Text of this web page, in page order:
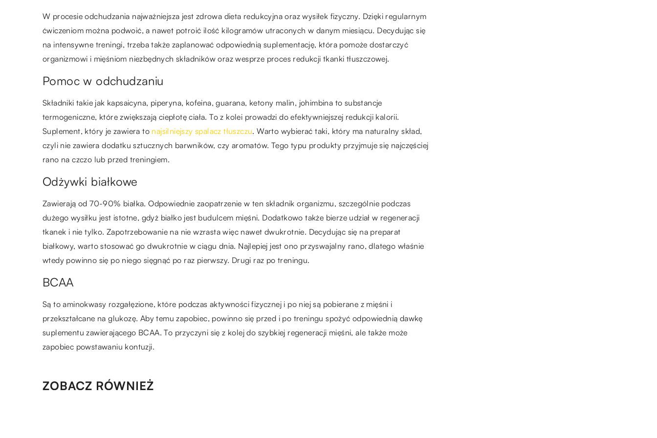
W procesie odchudzania najważniejsza jest zdrowa dieta redukcyjna oraz wysiłek fizyczny. Dzięki regularnym
ćwiczeniom można podwoić, a nawet potroić ilość kilogramów utraconych w danym miesiącu. Decydując się
na intensywne treningi, trzeba także zaplanować odpowiednią suplementację, która pomoże dostarczyć
organizmowi i mięśniom niezbędnych składników oraz wesprze proces redukcji tkanki tłuszczowej.
Pomoc w odchudzaniu
Składniki takie jak kapsaicyna, piperyna, kofeina, guarana, ketony malin, johimbina to substancje
termogeniczne, które zwiększają ciepłotę ciała. To z kolei prowadzi do efektywniejszej redukcji kalorii.
Suplement, który je zawiera to najsilniejszy spalacz tłuszczu. Warto wybierać taki, który ma naturalny skład,
czyli nie zawiera dodatku sztucznych barwników, czy aromatów. Tego typu produkty przyjmuje się najczęściej
rano na czczo lub przed treningiem.
Odżywki białkowe
Zawierają od 70-90% białka. Odpowiednie zaopatrzenie w ten składnik organizmu, szczególnie podczas
dużego wysiłku jest istotne, gdyż białko jest budulcem mięśni. Dodatkowo także bierze udział w regeneracji
tkanek i nie tylko. Zapotrzebowanie na nie wzrasta więc nawet dwukrotnie. Decydując się na preparat
białkowy, warto stosować go dwukrotnie w ciągu dnia. Najlepiej jest ono przyswajalny rano, dlatego właśnie
wtedy powinno się po niego sięgnąć po raz pierwszy. Drugi raz po treningu.
BCAA
Są to aminokwasy rozgałęzione, które podczas aktywności fizycznej i po niej są pobierane z mięśni i
przekształcane na glukozę. Aby temu zapobiec, powinno się przed i po treningu spożyć odpowiednią dawkę
suplementu zawierającego BCAA. To przyczyni się z kolej do szybkiej regeneracji mięśni, ale także może
zapobiec powstawaniu kontuzji.
ZOBACZ RÓWNIEŻ